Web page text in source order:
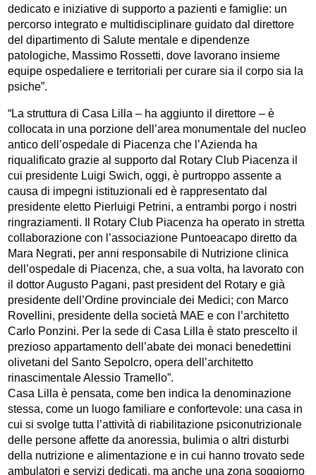
dedicato e iniziative di supporto a pazienti e famiglie: un
percorso integrato e multidisciplinare guidato dal direttore
del dipartimento di Salute mentale e dipendenze
patologiche, Massimo Rossetti, dove lavorano insieme
equipe ospedaliere e territoriali per curare sia il corpo sia la
psiche”.
“La struttura di Casa Lilla – ha aggiunto il direttore – è
collocata in una porzione dell’area monumentale del nucleo
antico dell’ospedale di Piacenza che l’Azienda ha
riqualificato grazie al supporto dal Rotary Club Piacenza il
cui presidente Luigi Swich, oggi, è purtroppo assente a
causa di impegni istituzionali ed è rappresentato dal
presidente eletto Pierluigi Petrini, a entrambi porgo i nostri
ringraziamenti. Il Rotary Club Piacenza ha operato in stretta
collaborazione con l’associazione Puntoeacapo diretto da
Mara Negrati, per anni responsabile di Nutrizione clinica
dell’ospedale di Piacenza, che, a sua volta, ha lavorato con
il dottor Augusto Pagani, past president del Rotary e già
presidente dell’Ordine provinciale dei Medici; con Marco
Rovellini, presidente della società MAE e con l’architetto
Carlo Ponzini. Per la sede di Casa Lilla è stato prescelto il
prezioso appartamento dell’abate dei monaci benedettini
olivetani del Santo Sepolcro, opera dell’architetto
rinascimentale Alessio Tramello”.
Casa Lilla è pensata, come ben indica la denominazione
stessa, come un luogo familiare e confortevole: una casa in
cui si svolge tutta l’attività di riabilitazione psiconutrizionale
delle persone affette da anoressia, bulimia o altri disturbi
della nutrizione e alimentazione e in cui hanno trovato sede
ambulatori e servizi dedicati, ma anche una zona soggiorno